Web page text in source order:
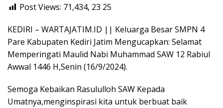
Post Views: 71,434, 23 25
KEDIRI – WARTAJATIM.ID || Keluarga Besar SMPN 4
Pare Kabupaten Kediri Jatim Mengucapkan: Selamat
Memperingati Maulid Nabi Muhammad SAW 12 Rabiul
Awwal 1446 H,Senin (16/9/2024).
Semoga Kebaikan Rasululloh SAW Kepada
Umatnya,menginspirasi kita untuk berbuat baik